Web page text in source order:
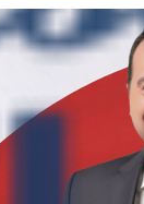
HAREKETLİ G